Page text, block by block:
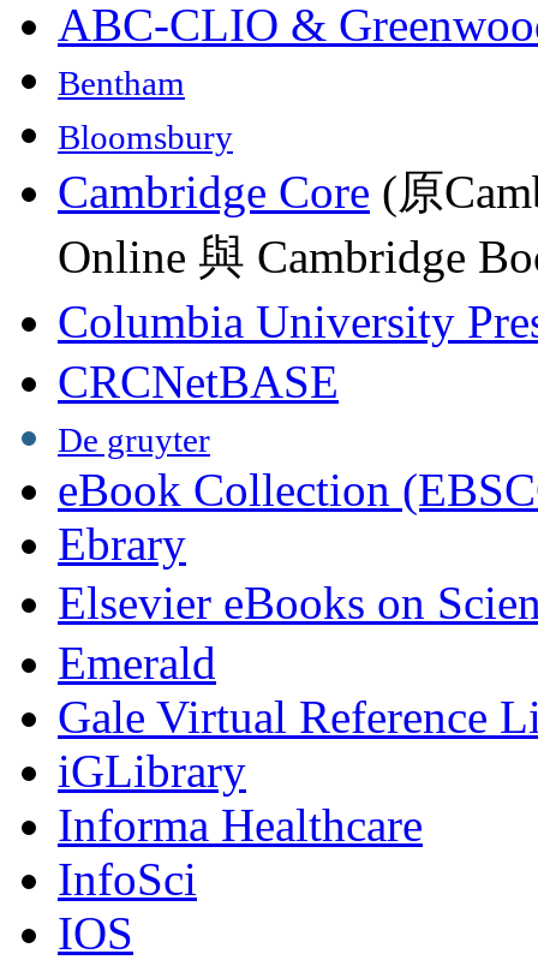
ABC-CLIO &
Bentham
Bloomsbury
Cambridge Core (原
Online 與 Cambridge
Columbia University
CRCNetBASE
De gruyter
eBook Collection
Ebrary
Elsevier eBooks on
Emerald
Gale Virtual Reference
iGLibrary
Informa Healthcare
InfoSci
IOS